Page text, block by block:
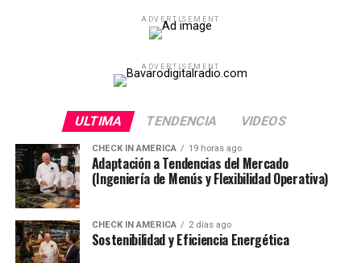
ADVERTISEMENT
ADVERTISEMENT
ULTIMA TENDENCIA VIDEOS
CHECK IN AMERICA 19 horas ago
Adaptación a Tendencias del Mercado
(Ingeniería de Menús y Flexibilidad Operativa)
CHECK IN AMERICA 2 días ago
Sostenibilidad y Eficiencia Energética